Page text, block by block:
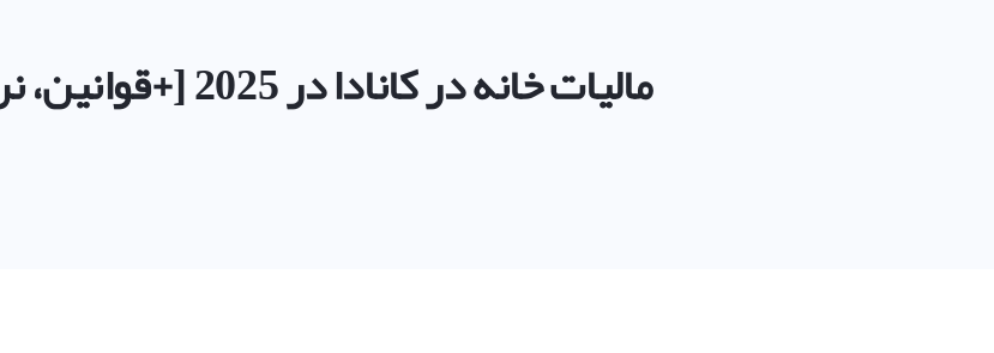
مالیات خانه در کانادا در 2025 [+قوانین، نرخ‌ها و معافیت‌ها]